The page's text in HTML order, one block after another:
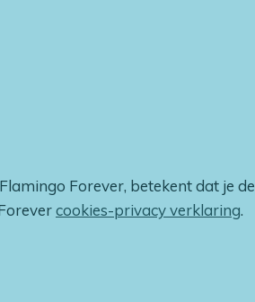
Forever, betekent dat je de
cookies-privacy verklaring.